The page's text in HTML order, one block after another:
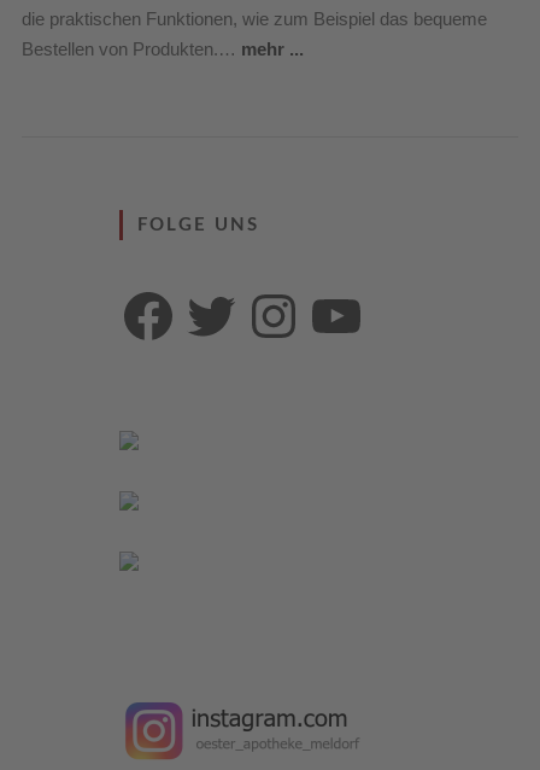
die praktischen Funktionen, wie zum Beispiel das bequeme
Bestellen von Produkten.… mehr ...
FOLGE UNS
FacebookTwitter Instagram